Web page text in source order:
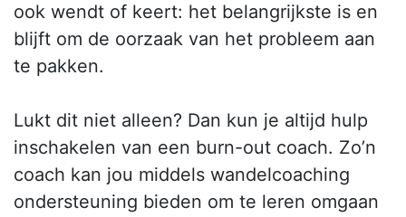
ook wendt of keert: het belangrijkste is en
blijft om de oorzaak van het probleem aan
te pakken.
Lukt dit niet alleen? Dan kun je altijd hulp
inschakelen van een burn-out coach. Zo’n
coach kan jou middels wandelcoaching
ondersteuning bieden om te leren omgaan